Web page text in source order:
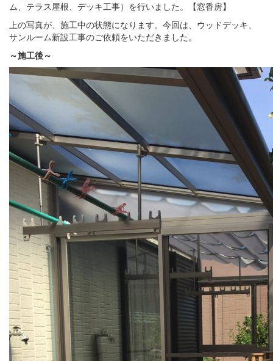
上の写真が、施工中の状態になります。今回は、ウッドデッキ、
サンルーム新設工事のご依頼をいただきました。
～施工後～